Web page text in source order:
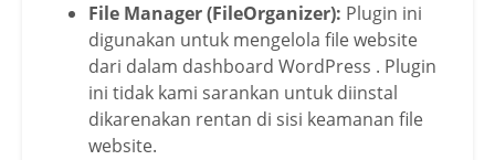
File Manager (FileOrganizer): Plugin ini
digunakan untuk mengelola file website
dari dalam dashboard WordPress . Plugin
ini tidak kami sarankan untuk diinstal
dikarenakan rentan di sisi keamanan file
website.